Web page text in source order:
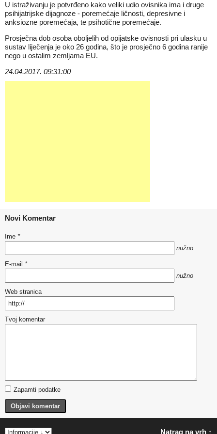
U istraživanju je potvrđeno kako veliki udio ovisnika ima i druge
psihijatrijske dijagnoze - poremećaje ličnosti, depresivne i
anksiozne poremećaja, te psihotične poremećaje.
Prosječna dob osoba oboljelih od opijatske ovisnosti pri ulasku u
sustav liječenja je oko 26 godina, što je prosječno 6 godina ranije
nego u ostalim zemljama EU.
24.04.2017. 09:31:00
Novi Komentar
Ime *
nužno
E-mail *
nužno
Web stranica
Tvoj komentar
Zapamti podatke
Objavi komentar
Natrag na vrh ↑